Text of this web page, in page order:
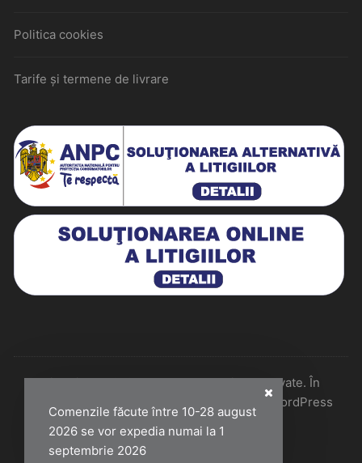
Comenzile făcute între 10-28 august
2026 se vor expedia numai la 1
septembrie 2026
Politica cookies
Tarife și termene de livrare
Historiarum 2026 - Toate drepturile rezervate. În
colaborare cu Perfect Pixel & Mentenanță WordPress